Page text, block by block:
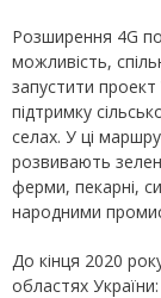
Розширення 4G
можливість,
запустити
підтримку
селах. У ці
розвивають
ферми, пекарні,
народними
До кінця 2020
областях України: